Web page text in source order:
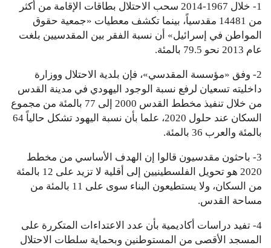
1- خلال 1967-2014 سحب الاحتلال بطاقات الإقامة من أكثر
من 14481 مقدسياً، بينما تكشف معطيات «جمعية حقوق
المواطن في إسرائيل» أن نسبة الفقر بين المقدسيين بلغت
عام 2013 نحو 79.5 بالمئة.
2- وفق «مؤسسة المقدسي»، فإن بلدية الاحتلال ووزارة
داخليته تسعيان لرفع نسبة الوجود اليهودي في مدينة القدس
من خلال تنفيذ مخطط القدس 2000 إلى 77 بالمئة من مجموع
السكان عند حلول 2020، علما بأن نسبة اليهود تشكل حالياً 64
بالمئة والعرب 36 بالمئة.
3- باحثون مقدسيون قالوا إن الهدف الأساسي من مخطط
2020 هو تحويل الفلسطينيين إلى أقلية لا تزيد على 12 بالمئة
من السكان، ولا يستطيعون البناء سوى على 11 بالمئة من
مساحة القدس.
4- تفيد دراسات أكاديمية بأن عدد الاعتداءات المتكررة على
المسجد الأقصى من المستوطنين وبحماية سلطات الاحتلال